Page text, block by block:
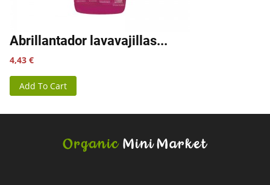
Abrillantador lavavajillas...
Precio
4,43 €
Add To Cart